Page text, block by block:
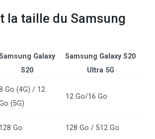
la taille du Samsung
Galaxy
S20
Samsung Galaxy S20
Ultra 5G
Go (4G) / 12
(5G)
12 Go/16 Go
128 Go 128 Go / 512 Go